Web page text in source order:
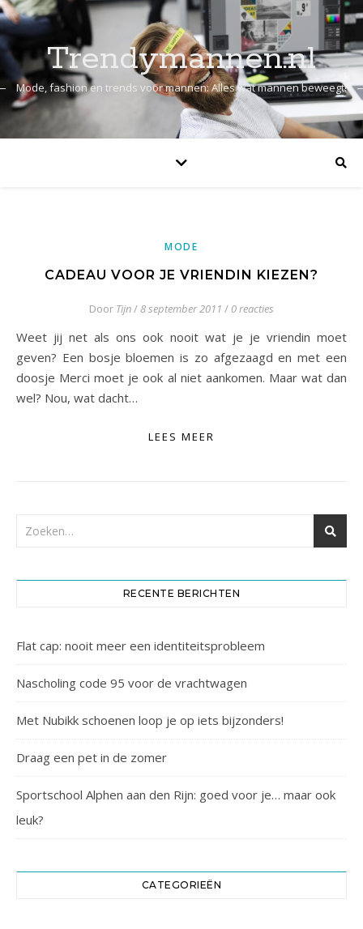
Trendymannen.nl
Mode, fashion en trends voor mannen: Alles wat mannen beweegt!
MODE
CADEAU VOOR JE VRIENDIN KIEZEN?
Door Tijn/8 september 2011 / 0 reacties
Weet jij net als ons ook nooit wat je je vriendin moet
geven? Een bosje bloemen is zo afgezaagd en met een
doosje Merci moet je ook al niet aankomen. Maar wat dan
wel? Nou, wat dacht…
LEES MEER
RECENTE BERICHTEN
Flat cap: nooit meer een identiteitsprobleem
Nascholing code 95 voor de vrachtwagen
Met Nubikk schoenen loop je op iets bijzonders!
Draag een pet in de zomer
Sportschool Alphen aan den Rijn: goed voor je… maar ook
leuk?
CATEGORIEËN